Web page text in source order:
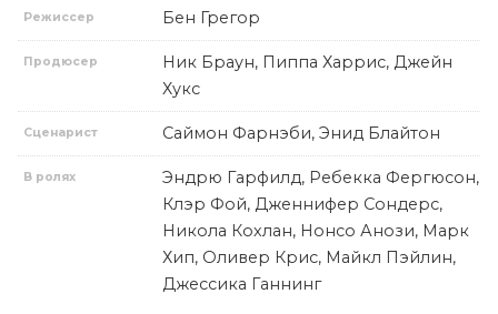
Режиссер Бен Грегор
Продюсер
Ник Браун, Пиппа Харрис, Джейн
Хукс
Сценарист Саймон Фарнэби, Энид Блайтон
В ролях
Эндрю Гарфилд, Ребекка Фергюсон,
Клэр Фой, Дженнифер Сондерс,
Никола Кохлан, Нонсо Анози, Марк
Хип, Оливер Крис, Майкл Пэйлин,
Джессика Ганнинг